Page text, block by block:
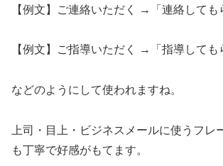
【例文】ご連絡いただく →「連絡しても
【例文】ご指導いただく →「指導しても
などのようにして使われますね。
上司・目上・ビジネスメールに使うフレ
も丁寧で好感がもてます。